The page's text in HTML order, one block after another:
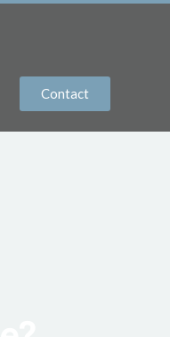
Contact